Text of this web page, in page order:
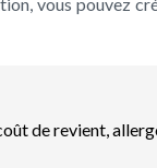
de revient,